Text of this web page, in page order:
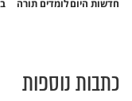
חדשות היוםלומדים תורה
באיזה אופן ומתי
כתבות נוספות